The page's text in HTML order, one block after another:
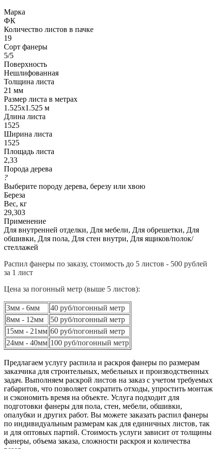
Марка
ФК
Количество листов в пачке
19
Сорт фанеры
5/5
Поверхность
Нешлифованная
Толщина листа
21 мм
Размер листа в метрах
1.525x1.525 м
Длина листа
1525
Ширина листа
1525
Площадь листа
2,33
Порода дерева
?
Выберите породу дерева, березу или хвою
Береза
Вес, кг
29,303
Применение
Для внутренней отделки, Для мебели, Для обрешетки, Для
обшивки, Для пола, Для стен внутри, Для ящиков/полок/
стеллажей
Распил фанеры по заказу, стоимость до 5 листов - 500 рублей
за 1 лист
Цена за погонный метр (выше 5 листов):
3мм - 6мм
40 руб/погонный метр
8мм - 12мм
50 руб/погонный метр
15мм - 21мм 60 руб/погонный метр
24мм - 40мм 100 руб/погонный метр
Предлагаем услугу распила и раскроя фанеры по размерам
заказчика для строительных, мебельных и производственных
задач. Выполняем раскрой листов на заказ с учетом требуемых
габаритов, что позволяет сократить отходы, упростить монтаж
и сэкономить время на объекте. Услуга подходит для
подготовки фанеры для пола, стен, мебели, обшивки,
опалубки и других работ. Вы можете заказать распил фанеры
по индивидуальным размерам как для единичных листов, так
и для оптовых партий. Стоимость услуги зависит от толщины
фанеры, объема заказа, сложности раскроя и количества